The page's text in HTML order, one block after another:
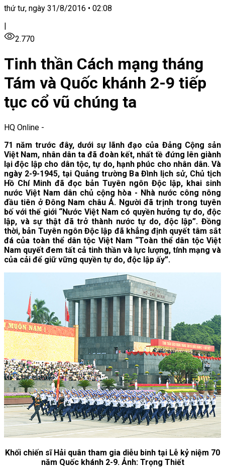
thứ tư, ngày 31/8/2016 • 02:08
|
2.770
Tinh thần Cách mạng tháng
Tám và Quốc khánh 2-9 tiếp
tục cổ vũ chúng ta
HQ Online -
71 năm trước đây, dưới sự lãnh đạo của Đảng Cộng sản
Việt Nam, nhân dân ta đã đoàn kết, nhất tề đứng lên giành
lại độc lập cho dân tộc, tự do, hạnh phúc cho nhân dân. Và
ngày 2-9-1945, tại Quảng trường Ba Đình lịch sử, Chủ tịch
Hồ Chí Minh đã đọc bản Tuyên ngôn Độc lập, khai sinh
nước Việt Nam dân chủ cộng hòa - Nhà nước công nông
đầu tiên ở Đông Nam châu Á. Người đã trịnh trong tuyên
bố với thế giới “Nước Việt Nam có quyền hưởng tự do, độc
lập, và sự thật đã trở thành nước tự do, độc lập”. Đồng
thời, bản Tuyên ngôn Độc lập đã khẳng định quyết tâm sắt
đá của toàn thể dân tộc Việt Nam “Toàn thể dân tộc Việt
Nam quyết đem tất cả tinh thần và lực lượng, tính mạng và
của cải để giữ vững quyền tự do, độc lập ấy”.
Khối chiến sĩ Hải quân tham gia diễu binh tại Lễ kỷ niệm 70
năm Quốc khánh 2-9. Ảnh: Trọng Thiết